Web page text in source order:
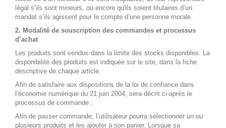
légal s’ils sont mineurs, ou encore qu'ils soient titulaires d’un
mandat s’ils agissent pour le compte d’une personne morale.
2. Modalité de souscription des commandes et processus
d’achat
Les produits sont vendus dans la limite des stocks disponibles. La
disponibilité des produits est indiquée sur le site, dans la fiche
descriptive de chaque article.
Afin de satisfaire aux dispositions de la loi de confiance dans
l’économie numérique du 21 juin 2004, sera décrit ci-après le
processus de commande :
Afin de passer commande, l’utilisateur pourra sélectionner un ou
plusieurs produits et les ajouter à son panier. Lorsque sa